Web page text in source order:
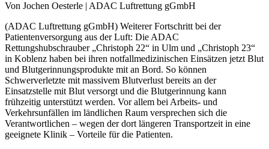
Von Jochen Oesterle | ADAC Luftrettung gGmbH
(ADAC Luftrettung gGmbH) Weiterer Fortschritt bei der
Patientenversorgung aus der Luft: Die ADAC
Rettungshubschrauber „Christoph 22“ in Ulm und „Christoph 23“
in Koblenz haben bei ihren notfallmedizinischen Einsätzen jetzt Blut
und Blutgerinnungsprodukte mit an Bord. So können
Schwerverletzte mit massivem Blutverlust bereits an der
Einsatzstelle mit Blut versorgt und die Blutgerinnung kann
frühzeitig unterstützt werden. Vor allem bei Arbeits- und
Verkehrsunfällen im ländlichen Raum versprechen sich die
Verantwortlichen – wegen der dort längeren Transportzeit in eine
geeignete Klinik – Vorteile für die Patienten.